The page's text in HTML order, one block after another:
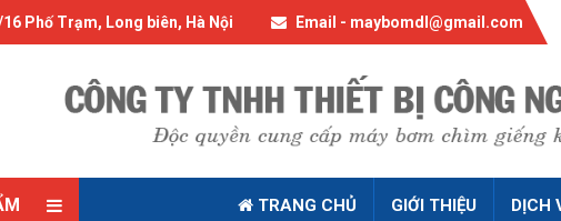
Phố Trạm, Long biên, Hà Nội Email - maybomdl@gmail.com
TRANG CHỦ GIỚI THIỆU DỊCH